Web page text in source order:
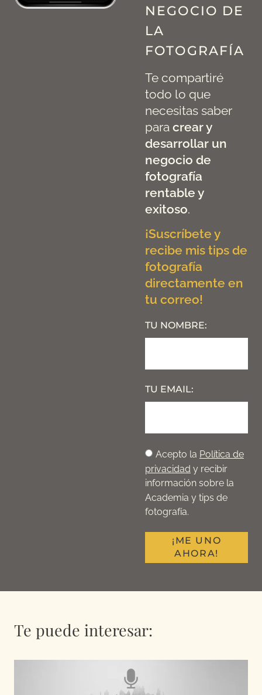
NEGOCIO DE
LA
FOTOGRAFÍA
Te compartiré
todo lo que
necesitas saber
para crear y
desarrollar un
negocio de
fotografía
rentable y
exitoso.
¡Suscríbete y
recibe mis tips de
fotografía
directamente en
tu correo!
TU NOMBRE:
TU EMAIL:
Acepto la Política de
privacidad y recibir
información sobre la
Academia y tips de
fotografía.
¡ME UNO
AHORA!
Te puede interesar: